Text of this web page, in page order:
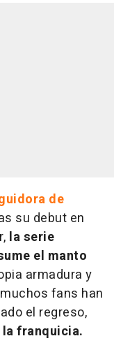
de
su debut en
la serie
el manto
armadura y
fans han
el regreso,
la franquicia.